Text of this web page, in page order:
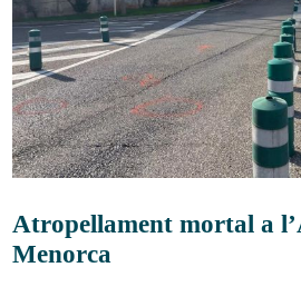
Atropellament mortal a
Menorca